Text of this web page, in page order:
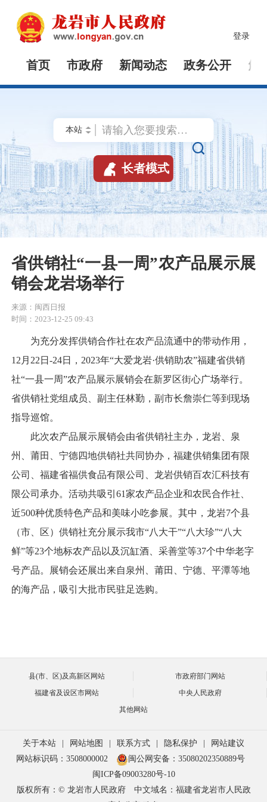
登录
首页 市政府 新闻动态 政务公开 解

 长者模式
省供销社“一县一周”农产品展示展
销会龙岩场举行
来源：闽西日报
时间：2023-12-25 09:43
为充分发挥供销合作社在农产品流通中的带动作用，
12月22日-24日，2023年“大爱龙岩·供销助农”福建省供销
社“一县一周”农产品展示展销会在新罗区街心广场举行。
省供销社党组成员、副主任林勤，副市长詹崇仁等到现场
指导巡馆。
此次农产品展示展销会由省供销社主办，龙岩、泉
州、莆田、宁德四地供销社共同协办，福建供销集团有限
公司、福建省福供食品有限公司、龙岩供销百农汇科技有
限公司承办。活动共吸引61家农产品企业和农民合作社、
近500种优质特色产品和美味小吃参展。其中，龙岩7个县
（市、区）供销社充分展示我市“八大干”“八大珍”“八大
鲜”等23个地标农产品以及沉缸酒、采善堂等37个中华老字
号产品。展销会还展出来自泉州、莆田、宁德、平潭等地
的海产品，吸引大批市民驻足选购。
县(市、区)及高新区网站
市政府部门网站
福建省及设区市网站
中央人民政府
其他网站
关于本站 网站地图 联系方式 隐私保护
网站建议
网站标识码：3508000002
闽公网安备：35080202350889号
闽ICP备09003280号-10
版权所有：© 龙岩市人民政府
中文域名：福建省龙岩市人民政